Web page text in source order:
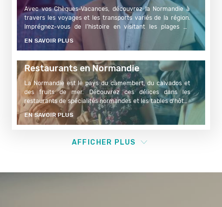
Avec vos Chèques-Vacances, découvrez la Normandie à
travers les voyages et les transports variés de la région.
Imprégnez-vous de l'histoire en visitant les plages du
débarquement et les musées associés, explorez les
charmantes villes de Rouen et Caen...
EN SAVOIR PLUS
Restaurants en Normandie
La Normandie est le pays du camembert, du calvados et
des fruits de mer. Découvrez ces délices dans les
restaurants de spécialités normandes et les tables d'hôtes
conviviales.   Venez découvrir des brasseries qui proposent
des plats traditionnels...
EN SAVOIR PLUS
AFFICHER PLUS